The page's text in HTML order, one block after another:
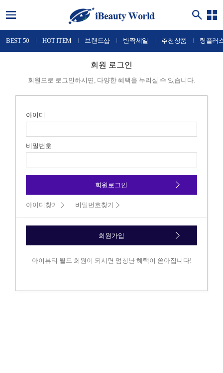
BEST 50 HOT ITEM 브랜드샵 반짝세일 추천상품 링플러
회원 로그인
회원으로 로그인하시면, 다양한 혜택을 누리실 수 있습니다.
아이디
비밀번호
아이디찾기 비밀번호찾기
회원가입
아이뷰티 월드 회원이 되시면 엄청난 혜택이 쏟아집니다!